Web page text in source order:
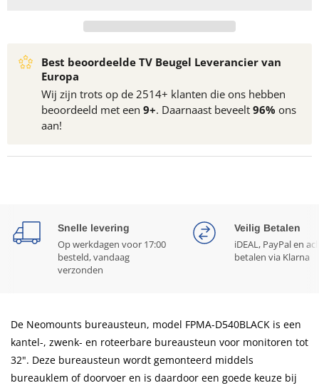
Best beoordeelde TV Beugel Leverancier van
Europa
Wij zijn trots op de 2514+ klanten die ons hebben
beoordeeld met een 9+. Daarnaast beveelt 96% ons
aan!
Snelle levering
Op werkdagen voor 17:00
besteld, vandaag
verzonden
Veilig Betalen
iDEAL, PayPal en
betalen via Klarna
De Neomounts bureausteun, model FPMA-D540BLACK is een
kantel-, zwenk- en roteerbare bureausteun voor monitoren tot
32". Deze bureausteun wordt gemonteerd middels
bureauklem of doorvoer en is daardoor een goede keuze bij